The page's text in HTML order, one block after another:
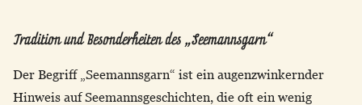
Tradition und Besonderheiten des „Seemannsgarn“
Der Begriff „Seemannsgarn“ ist ein augenzwinkernder
Hinweis auf Seemannsgeschichten, die oft ein wenig